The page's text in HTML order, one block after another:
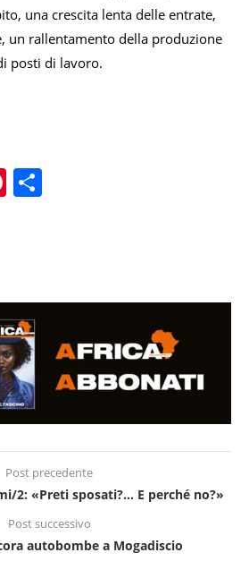
una crescita lenta delle entrate,
un rallentamento della produzione
posti di lavoro.
Pinterest
Post precedente
2: «Preti sposati?… E perché no?»
Post successivo
autobombe a Mogadiscio